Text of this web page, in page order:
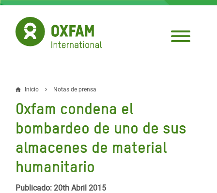
Pasar
contenido
principal
Sobrescribir
enlaces
de
ayuda
a
la
Inicio Notas de prensa
Oxfam condena el
bombardeo de uno de sus
almacenes de material
humanitario
Publicado: 20th Abril 2015